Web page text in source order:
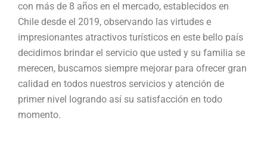
con más de 8 años en el mercado, establecidos en
Chile desde el 2019, observando las virtudes e
impresionantes atractivos turísticos en este bello país
decidimos brindar el servicio que usted y su familia se
merecen, buscamos siempre mejorar para ofrecer gran
calidad en todos nuestros servicios y atención de
primer nivel logrando así su satisfacción en todo
momento.